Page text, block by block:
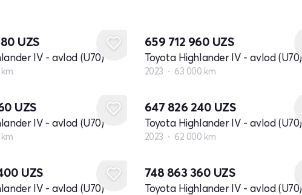
UZS
IV - avlod (U70)
659 712 960 UZS
Toyota Highlander IV - avlod (U70)
2023 63 000 km
UZS
IV - avlod (U70)
647 826 240 UZS
Toyota Highlander IV - avlod (U70)
2023 62 000 km
UZS
IV - avlod (U70)
748 863 360 UZS
Toyota Highlander IV - avlod (U70)